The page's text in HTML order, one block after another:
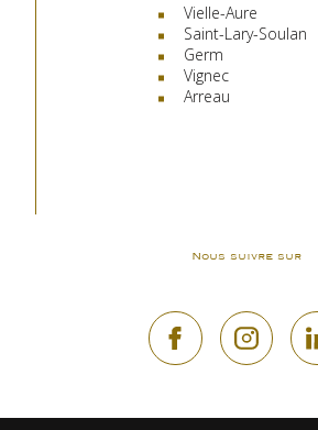
Vielle-Aure
Saint-Lary-Soulan
Germ
Vignec
Arreau
Nous suivre sur